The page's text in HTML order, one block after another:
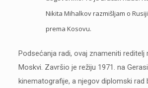
Nikita Mihalkov razmišljam o
prema Kosovu.
Podsećanja radi, ovaj znameniti reditelj
Moskvi. Završio je režiju 1971. na
kinematografije, a njegov diplomski rad